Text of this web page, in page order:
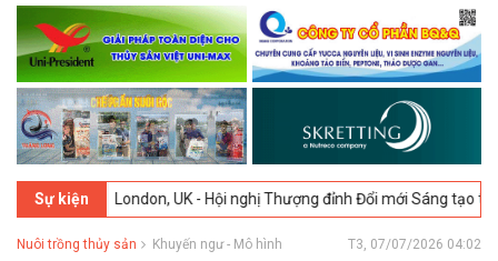
Sự kiện
London, UK - Hội nghị Thượng đỉnh Đổi mới Sáng tạo trong Ngành
Nuôi trồng thủy sản Khuyến ngư - Mô hình T3, 07/07/2026 04:02